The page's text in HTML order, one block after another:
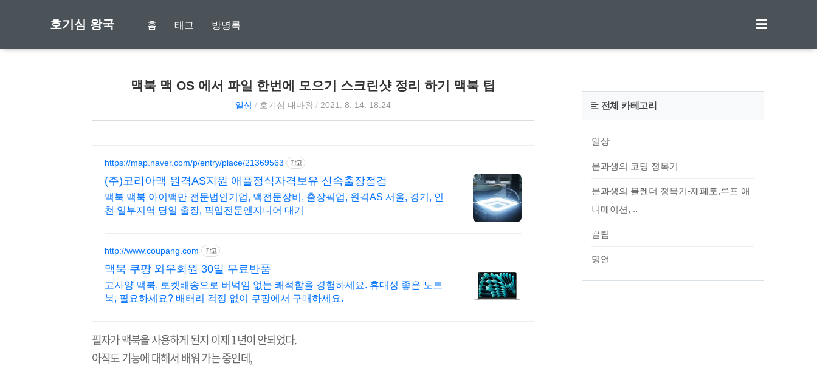
호기심 왕국 홈 태그 방명록
맥북 맥 OS 에서 파일 한번에 모으기 스크린샷 정리 하기 맥북 팁
일상 / 호기심 대마왕/ 2021. 8. 14. 18:24
https://map.naver.com/p/entry/place/21369563 광고
(주)코리아맥 원격AS지원 애플정식자격보유 신속출장점검
맥북 맥북 아이맥만 전문법인기업, 맥전문장비, 출장픽업, 원격AS 서울, 경기, 인
천 일부지역 당일 출장, 픽업전문엔지니어 대기
http://www.coupang.com 광고
맥북 쿠팡 와우회원 30일 무료반품
고사양 맥북, 로켓배송으로 버벅임 없는 쾌적함을 경험하세요. 휴대성 좋은 노트
북, 필요하세요? 배터리 걱정 없이 쿠팡에서 구매하세요.
필자가 맥북을 사용하게 된지 이제 1년이 안되었다.
아직도 기능에 대해서 배워 가는 중인데,
전체 카테고리
일상
문과생의 코딩 정복기
문과생의 블렌더 정복기-제페토,루프 애
니메이션, ..
꿀팁
명언